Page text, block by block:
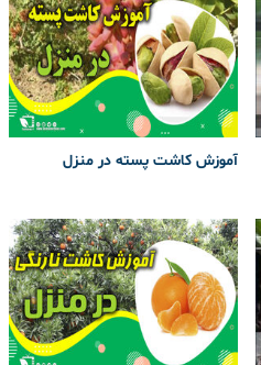
آموزش کاشت پسته در منزل